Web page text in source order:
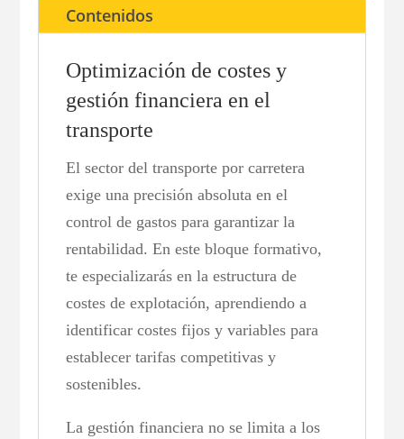
Contenidos
Optimización de costes y
gestión financiera en el
transporte
El sector del transporte por carretera
exige una precisión absoluta en el
control de gastos para garantizar la
rentabilidad. En este bloque formativo,
te especializarás en la estructura de
costes de explotación, aprendiendo a
identificar costes fijos y variables para
establecer tarifas competitivas y
sostenibles.
La gestión financiera no se limita a los